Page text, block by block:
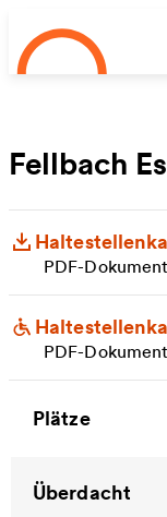
Zum Hauptinhalt
Fellbach
PDF-Dokument
PDF-Dokument
Plätze
Überdacht